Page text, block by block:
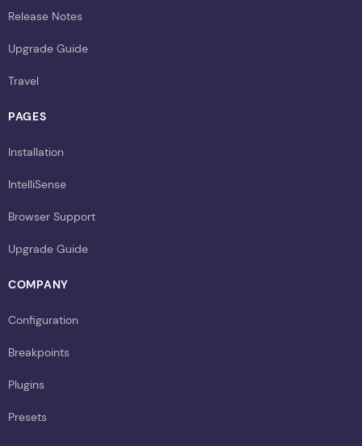
Release Notes
Upgrade Guide
Travel
PAGES
Installation
IntelliSense
Browser Support
Upgrade Guide
COMPANY
Configuration
Breakpoints
Plugins
Presets